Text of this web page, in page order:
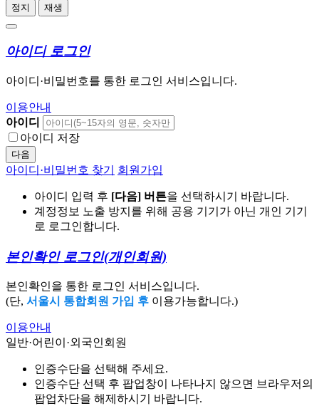
정지 재생
아이디 로그인
아이디·비밀번호를 통한 로그인 서비스입니다.
이용안내
아이디
아이디 저장
다음
아이디·비밀번호 찾기 회원가입
아이디 입력 후 [다음] 버튼을 선택하시기 바랍니다.
계정정보 노출 방지를 위해 공용 기기가 아닌 개인 기기
로 로그인합니다.
본인확인 로그인(개인회원)
본인확인을 통한 로그인 서비스입니다.
(단, 서울시 통합회원 가입 후 이용가능합니다.)
이용안내
일반·어린이·외국인회원
인증수단을 선택해 주세요.
인증수단 선택 후 팝업창이 나타나지 않으면 브라우저의
팝업차단을 해제하시기 바랍니다.